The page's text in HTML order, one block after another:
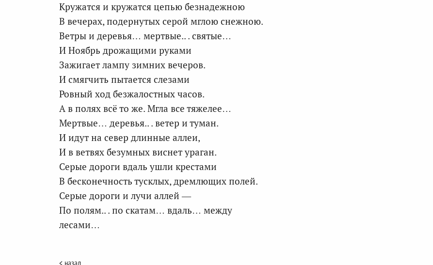
Кружатся и кружатся цепью безнадежною
В вечерах, подернутых серой мглою снежною.
Ветры и деревья… мертвые.. . святые…
И Ноябрь дрожащими руками
Зажигает лампу зимних вечеров.
И смягчить пытается слезами
Ровный ход безжалостных часов.
А в полях всё то же. Мгла все тяжелее…
Мертвые… деревья.. . ветер и туман.
И идут на север длинные аллеи,
И в ветвях безумных виснет ураган.
Серые дороги вдаль ушли крестами
В бесконечность тусклых, дремлющих полей.
Серые дороги и лучи аллей —
По полям.. . по скатам… вдаль… между
лесами…